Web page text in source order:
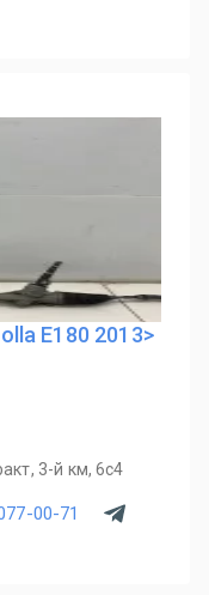
E180 2013>
3-й км, 6с4
00-71